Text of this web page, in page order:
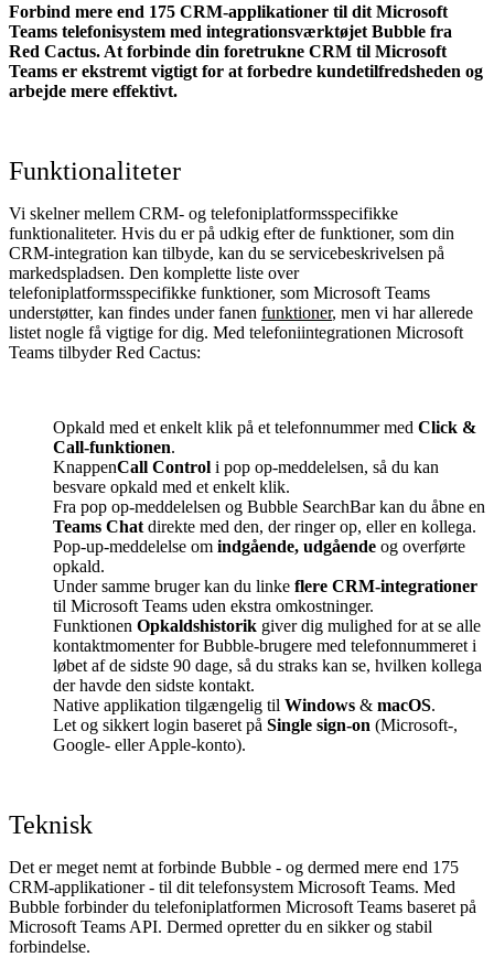
Forbind mere end 175 CRM-applikationer til dit Microsoft
Teams telefonisystem med integrationsværktøjet Bubble fra
Red Cactus. At forbinde din foretrukne CRM til Microsoft
Teams er ekstremt vigtigt for at forbedre kundetilfredsheden og
arbejde mere effektivt.
Funktionaliteter
Vi skelner mellem CRM- og telefoniplatformsspecifikke
funktionaliteter. Hvis du er på udkig efter de funktioner, som din
CRM-integration kan tilbyde, kan du se servicebeskrivelsen på
markedspladsen. Den komplette liste over
telefoniplatformsspecifikke funktioner, som Microsoft Teams
understøtter, kan findes under fanen funktioner, men vi har allerede
listet nogle få vigtige for dig. Med telefoniintegrationen Microsoft
Teams tilbyder Red Cactus:
Opkald med et enkelt klik på et telefonnummer med Click &
Call-funktionen.
KnappenCall Control i pop op-meddelelsen, så du kan
besvare opkald med et enkelt klik.
Fra pop op-meddelelsen og Bubble SearchBar kan du åbne en
Teams Chat direkte med den, der ringer op, eller en kollega.
Pop-up-meddelelse om indgående, udgående og overførte
opkald.
Under samme bruger kan du linke flere CRM-integrationer
til Microsoft Teams uden ekstra omkostninger.
Funktionen Opkaldshistorik giver dig mulighed for at se alle
kontaktmomenter for Bubble-brugere med telefonnummeret i
løbet af de sidste 90 dage, så du straks kan se, hvilken kollega
der havde den sidste kontakt.
Native applikation tilgængelig til Windows & macOS.
Let og sikkert login baseret på Single sign-on (Microsoft-,
Google- eller Apple-konto).
Teknisk
Det er meget nemt at forbinde Bubble - og dermed mere end 175
CRM-applikationer - til dit telefonsystem Microsoft Teams. Med
Bubble forbinder du telefoniplatformen Microsoft Teams baseret på
Microsoft Teams API. Dermed opretter du en sikker og stabil
forbindelse.